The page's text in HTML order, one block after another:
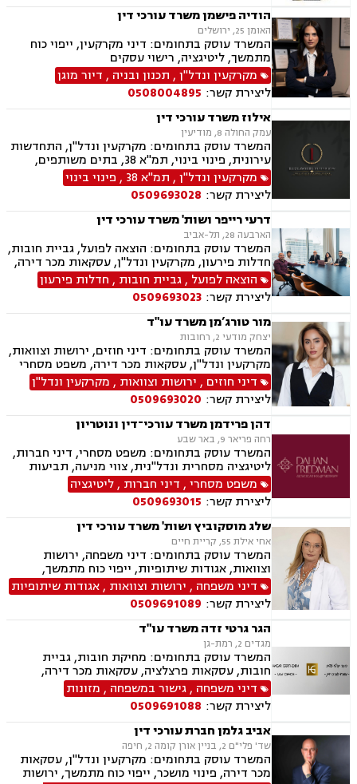
הודיה פישמן משרד עורכי דין
האומן 25, ירושלים
המשרד עוסק בתחומים: דיני מקרקעין, ייפוי כוח
מתמשך, ליטיגציה, רישוי עסקים
מקרקעין ונדל"ן, תכנון ובניה , דיור מוגן
ליצירת קשר: 0508004895
אילוז משרד עורכי דין
עמק החולה 8, מודיעין
המשרד עוסק בתחומים: מקרקעין ונדל"ן, התחדשות
עירונית, פינוי בינוי, תמ"א 38, בתים משותפים,
מגרשים לבנייה, עסקאות מכר דירה
מקרקעין ונדל"ן, תמ"א 38 , פינוי בינוי
ליצירת קשר: 0509693028
דרעי רייפר ושות' משרד עורכי דין
הארבעה 28, תל-אביב
המשרד עוסק בתחומים: הוצאה לפועל, גביית חובות,
חדלות פירעון, מקרקעין ונדל"ן, עסקאות מכר דירה,
דיני משפחה, חלוקת רכוש, דיני חוזים, ירושות
וצוואות.
הוצאה לפועל ,גביית חובות , חדלות פירעון
ליצירת קשר: 0509693023
מור טורג’מן משרד עו"ד
יצחק מודעי 2, רחובות
המשרד עוסק בתחומים: דיני חוזים, ירושות וצוואות,
מקרקעין ונדל"ן, עסקאות מכר דירה, משפט מסחרי
דיני חוזים , ירושות וצוואות , מקרקעין ונדל"ן
ליצירת קשר: 0509693020
דהן פרידמן משרד עורכי־דין ונוטריון
רחה פריאר 9, באר שבע
המשרד עוסק בתחומים: משפט מסחרי, דיני חברות,
ליטיגציה מסחרית ונדל"נית, צווי מניעה, תביעות
מקרקעין, דיני חוזים, ייפוי כוח מתמשך, ירושות
וצוואות, מסחר בינלאומי, משפט אזרחי, סכסוכי
שכנים, דיני עבודה, הסכמי ממון, מיסוי עירוני, מיסוי
נדל"ן, ארנונה, היטל פיתוח, היטל השבחה, נוטריון.
משפט מסחרי, דיני חברות ,ליטיגציה
ליצירת קשר: 0509693015
שלג מוסקוביץ ושות' משרד עורכי דין
אחי אילת 55, קריית חיים
המשרד עוסק בתחומים: דיני משפחה, ירושות
וצוואות, אגודות שיתופיות, ייפוי כוח מתמשך,
מושבים וקיבוצים, מקרקעין ונדל"ן, עסקאות מכר
דירה, נחלות ומשקים במושבים, רשות מקרקעי
ישראל
דיני משפחה , ירושות וצוואות ,אגודות שיתופיות
ליצירת קשר: 0509691089
הגר גרטי זדה משרד עו"ד
מגדים 2, רמת-גן
המשרד עוסק בתחומים: מחיקת חובות, גביית
חובות, עסקאות פרצלציה, עסקאות מכר דירה,
הסכמי ממון, ייפוי כוח מתמשך, ירושות וצוואות,
אפוטרופסות, גישור במשפחה, גירושין, מקרקעין,
הוצאה לפועל, אימוץ, הורות חד מינית, מזונות,
משמורת, נישואים אזרחיים, חלוקת רכוש, תיאום
הורי, זמני שהות, אומנה, ניכור הורי, עסקאות מתנה,
ידועים בציבור, פינוי מושכר, צווארון לבן, הלבנת הון,
אלימות במשפחה, עבירות סמים, נפגעי עבירה
דיני משפחה ,גישור במשפחה , מזונות
ליצירת קשר: 0509691088
אביב גלמן חברת עורכי דין
שד' פלי"ם 2, בניין אורן קומה 2, חיפה
המשרד עוסק בתחומים: מקרקעין ונדל"ן, עסקאות
מכר דירה, פינוי מושכר, ייפוי כוח מתמשך, ירושות